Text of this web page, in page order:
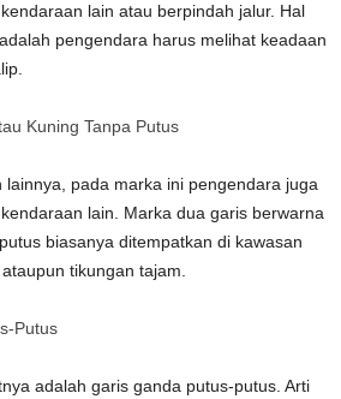
lain atau berpindah jalur. Hal
pengendara harus melihat keadaan
Kuning Tanpa Putus
pada marka ini pengendara juga
lain. Marka dua garis berwarna
biasanya ditempatkan di kawasan
tikungan tajam.
Putus
adalah garis ganda putus-putus. Arti